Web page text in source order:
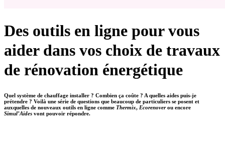
Des outils en ligne pour vous
aider dans vos choix de travaux
de rénovation énergétique
Quel système de chauffage installer ? Combien ça coûte ? A quelles aides puis-je
prétendre ? Voilà une série de questions que beaucoup de particuliers se posent et
auxquelles de nouveaux outils en ligne comme Thermix, Ecorenoverou encore
Simul’Aides vont pouvoir répondre.